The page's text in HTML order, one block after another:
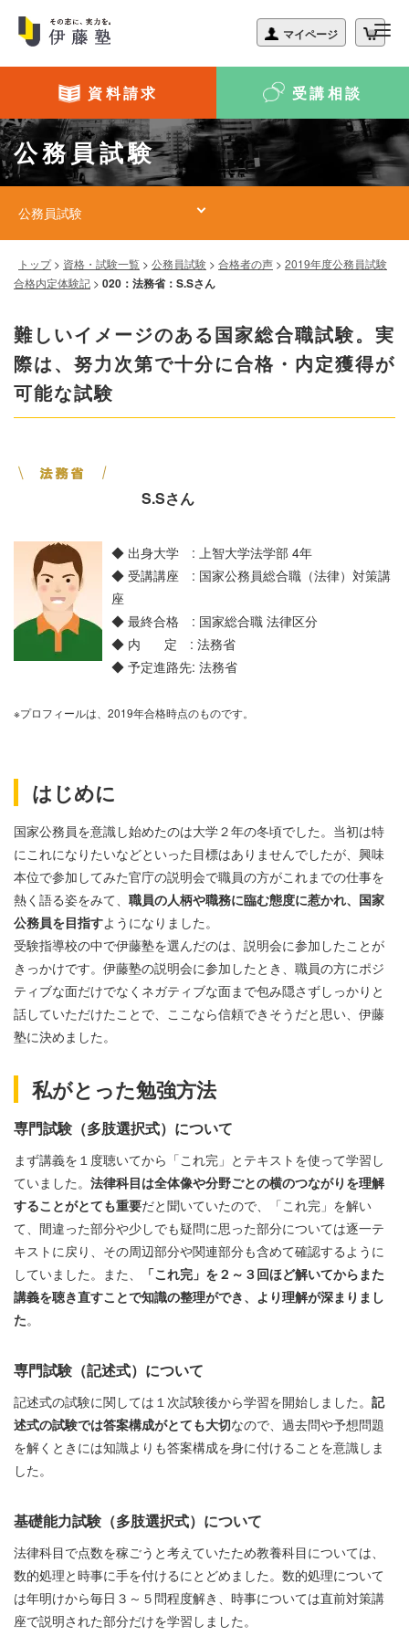
資料請求 受講相談
公務員試験
公務員試験
トップ> 資格・試験一覧 > 公務員試験 > 合格者の声 > 2019年度公務員試験
合格内定体験記 > 020：法務省：S.Sさん
難しいイメージのある国家総合職試験。実
際は、努力次第で十分に合格・内定獲得が
可能な試験
S.Sさん
◆ 出身大学 : 上智大学法学部 4年
◆ 受講講座 : 国家公務員総合職（法律）対策講
座
◆ 最終合格 : 国家総合職 法律区分
◆ 内 定 : 法務省
◆ 予定進路先: 法務省
※プロフィールは、2019年合格時点のものです。
はじめに
国家公務員を意識し始めたのは大学２年の冬頃でした。当初は特
にこれになりたいなどといった目標はありませんでしたが、興味
本位で参加してみた官庁の説明会で職員の方がこれまでの仕事を
熱く語る姿をみて、 職員の人柄や職務に臨む態度に惹かれ、国家
公務員を目指すようになりました。
受験指導校の中で伊藤塾を選んだのは、説明会に参加したことが
きっかけです。伊藤塾の説明会に参加したとき、職員の方にポジ
ティブな面だけでなくネガティブな面まで包み隠さずしっかりと
話していただけたことで、ここなら信頼できそうだと思い、伊藤
塾に決めました。
私がとった勉強方法
専門試験（多肢選択式）について
まず講義を１度聴いてから「これ完」とテキストを使って学習し
ていました。 法律科目は全体像や分野ごとの横のつながりを理解
することがとても重要だと聞いていたので、「これ完」を解い
て、間違った部分や少しでも疑問に思った部分については逐一テ
キストに戻り、その周辺部分や関連部分も含めて確認するように
していました。また、
「これ完」を２～３回ほど解いてからまた
講義を聴き直すことで知識の整理ができ、より理解が深まりまし
た。
専門試験（記述式）について
記述式の試験に関しては１次試験後から学習を開始しました。 記
述式の試験では答案構成がとても大切なので、過去問や予想問題
を解くときには知識よりも答案構成を身に付けることを意識しま
した。
基礎能力試験（多肢選択式）について
法律科目で点数を稼ごうと考えていたため教養科目については、
数的処理と時事に手を付けるにとどめました。数的処理について
は年明けから毎日３～５問程度解き、時事については直前対策講
座で説明された部分だけを学習しました。